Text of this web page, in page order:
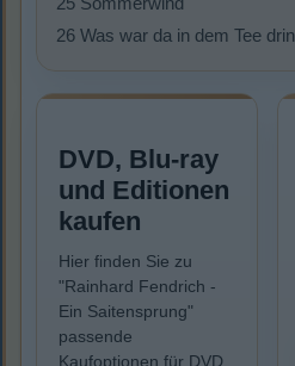
26 Was war da in dem Tee drin
DVD, Blu-ray
und Editionen
kaufen
Hier finden Sie zu
"Rainhard Fendrich -
Ein Saitensprung"
passende
Kaufoptionen für DVD,